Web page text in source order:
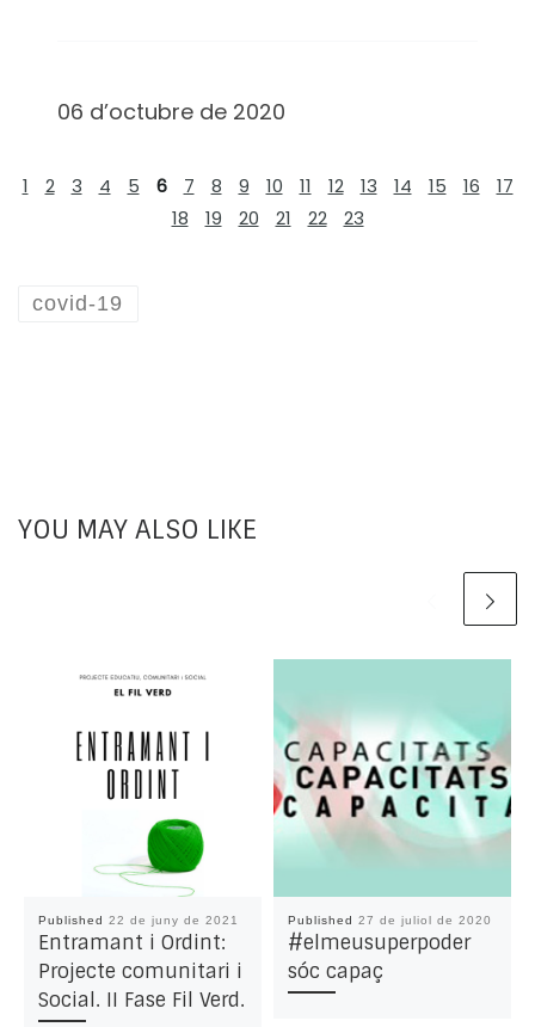
06 d’octubre de 2020
1 2 3 4 5 6 7 8 9 10 11 12 13 14 15 16
17
18
19 20 21 22 23
covid-19
YOU MAY ALSO LIKE
Published 22 de juny de 2021
Entramant i Ordint:
Projecte comunitari i
Social. II Fase Fil Verd.
Published 27 de juliol de 2020
#elmeusuperpoder
sóc capaç